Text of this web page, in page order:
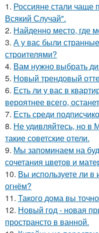
1. Россияне стали чаще
Всякий Случай".
2. Найденно место, где
3. А у вас были
строителями?
4. Вам нужно выбрать
5. Новый трендовый
6. Есть ли у вас в
вероятнее всего,
7. Есть среди
8. Не удивляйтесь, но в
такие советские отели.
9. Мы запоминаем на
сочетания цветов и
10. Вы используете ли в
огнём?
11. Такого дома вы
12. Новый год - новая
пространсто в ванной.